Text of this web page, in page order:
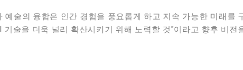
예술의 융합은 인간 경험을 풍요롭게 하고 지속 가능한 미래를
기술을 더욱 널리 확산시키기 위해 노력할 것"이라고 향후 비전